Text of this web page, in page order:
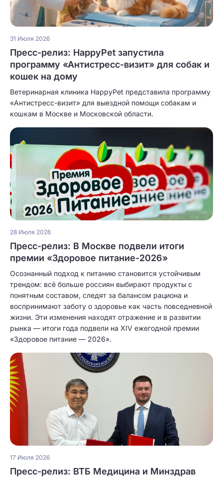
31 Июля 2026
Пресс-релиз: HappyPet запустила
программу «Антистресс-визит» для собак и
кошек на дому
Ветеринарная клиника HappyPet представила программу
«Антистресс-визит» для выездной помощи собакам и
кошкам в Москве и Московской области.
28 Июля 2026
Пресс-релиз: В Москве подвели итоги
премии «Здоровое питание-2026»
Осознанный подход к питанию становится устойчивым
трендом: всё больше россиян выбирают продукты с
понятным составом, следят за балансом рациона и
воспринимают заботу о здоровье как часть повседневной
жизни. Эти изменения находят отражение и в развитии
рынка — итоги года подвели на XIV ежегодной премии
«Здоровое питание — 2026».
17 Июля 2026
Пресс-релиз: ВТБ Медицина и Минздрав